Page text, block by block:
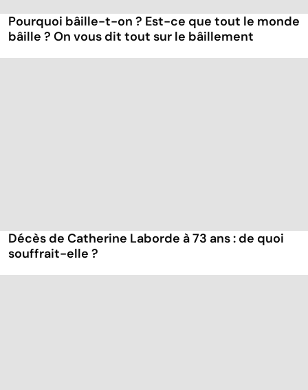
Pourquoi bâille-t-on ? Est-ce que tout le monde
bâille ? On vous dit tout sur le bâillement
Décès de Catherine Laborde à 73 ans : de quoi
souffrait-elle ?